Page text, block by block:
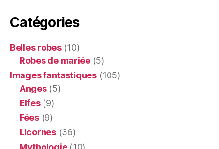
Catégories
Belles robes(10)
Robes de mariée(5)
Images fantastiques(105)
Anges(5)
Elfes(9)
Fées(9)
Licornes(36)
Mythologie(10)